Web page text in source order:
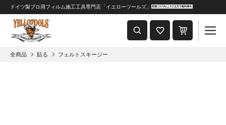
重要なおしらせ
2024年8月1日 価格改定につきまして
ドイツ製プロ用フィルム施工工具専門店「イエローツールズ」
全商品 貼る フェルトスキージー